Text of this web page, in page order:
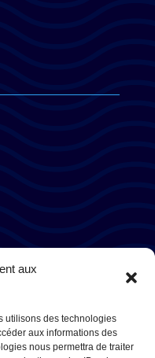
aux
utilisons des technologies
aux informations des
nous permettra de traiter